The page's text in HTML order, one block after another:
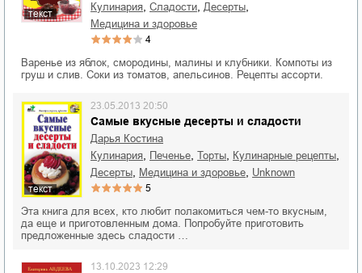
текст
кулинария
сладости десерты
медицина и здоровье
4
Варенье из яблок, смородины, малины и клубники. Компоты из
груш и слив. Соки из томатов, апельсинов. Рецепты ассорти.
текст
Самые вкусные десерты и сладости
23.05.2013 20:50
Дарья Костина
кулинария
печенье торты кулинарные рецепты
десерты медицина и здоровье Unknown
5
Эта книга для всех, кто любит полакомиться чем-то вкусным,
да еще и приготовленным дома. Попробуйте приготовить
предложенные здесь сладости …
13.10.2023 12:29